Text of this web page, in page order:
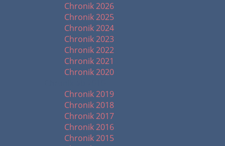
Chronik 2026
Chronik 2025
Chronik 2024
Chronik 2023
Chronik 2022
Chronik 2021
Chronik 2020
Chronik 2019
Chronik 2018
Chronik 2017
Chronik 2016
Chronik 2015